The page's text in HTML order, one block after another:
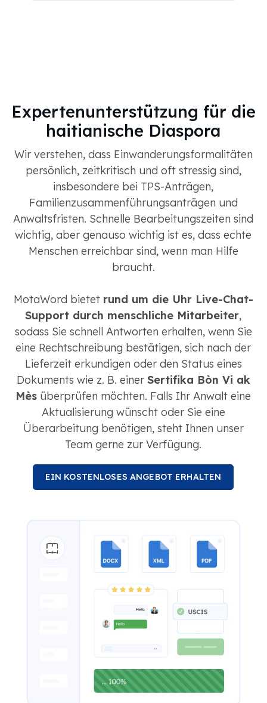
Expertenunterstützung für die
haitianische Diaspora
Wir verstehen, dass Einwanderungsformalitäten
persönlich, zeitkritisch und oft stressig sind,
insbesondere bei TPS-Anträgen,
Familienzusammenführungsanträgen und
Anwaltsfristen. Schnelle Bearbeitungszeiten sind
wichtig, aber genauso wichtig ist es, dass echte
Menschen erreichbar sind, wenn man Hilfe
braucht.
MotaWord bietet rund um die Uhr Live-Chat-
Support durch menschliche Mitarbeiter,
sodass Sie schnell Antworten erhalten, wenn Sie
eine Rechtschreibung bestätigen, sich nach der
Lieferzeit erkundigen oder den Status eines
Dokuments wie z. B. einer Sertifika Bòn Vi ak
Mès überprüfen möchten. Falls Ihr Anwalt eine
Aktualisierung wünscht oder Sie eine
Überarbeitung benötigen, steht Ihnen unser
Team gerne zur Verfügung.
EIN KOSTENLOSES ANGEBOT ERHALTEN